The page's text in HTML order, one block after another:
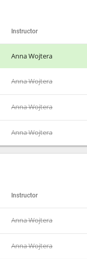
Instructor
Anna Wojtera
Anna Wojtera
Anna Wojtera
Anna Wojtera
Instructor
Anna Wojtera
Anna Wojtera